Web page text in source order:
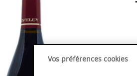
Vos préférences cookies